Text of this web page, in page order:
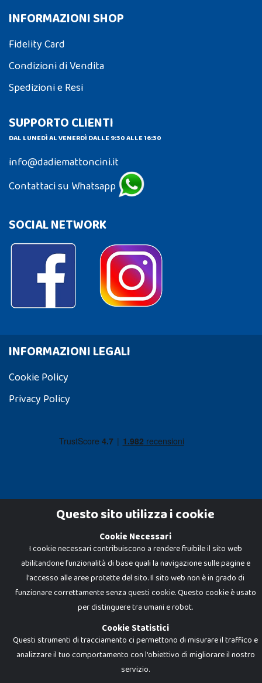
INFORMAZIONI SHOP
Fidelity Card
Condizioni di Vendita
Spedizioni e Resi
SUPPORTO CLIENTI
DAL LUNEDÌ AL VENERDÌ DALLE 9:30 ALLE 16:30
info@dadiemattoncini.it
Contattaci su Whatsapp
SOCIAL NETWORK
INFORMAZIONI LEGALI
Cookie Policy
Privacy Policy
Dadi e Mattoncini è un brand di Giocabene Srl. Ogni riproduzione o utilizzo non
espressamente autorizzato è severamente vietato. Tutti i loghi, marchi,
brand elencati nel presente shop sono di proprietà dei rispettivi titolari.
I prezzi e le promozioni pubblicate potrebbero differire da quanto esposto in
negozio.
Giocabene Srl - via della Posta 8, 20123 Milano (MI)
P.IVA 02608090425 - REA AN201199 - C.S. 10.000 i.v.
Questo sito utilizza i cookie
Cookie Necessari
I cookie necessari contribuiscono a rendere fruibile il sito web
abilitandone funzionalità di base quali la navigazione sulle pagine e
l'accesso alle aree protette del sito. Il sito web non è in grado di
funzionare correttamente senza questi cookie. Questo cookie è usato
per distinguere tra umani e robot.
Cookie Statistici
Questi strumenti di tracciamento ci permettono di misurare il traffico e
analizzare il tuo comportamento con l'obiettivo di migliorare il nostro
servizio.